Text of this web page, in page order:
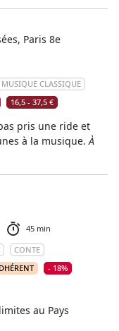
Paris 8e
MUSIQUE CLASSIQUE
16,5 - 37,5 €
pris une ride et
à la musique.À
45 min
CONTE
- 18%
au Pays